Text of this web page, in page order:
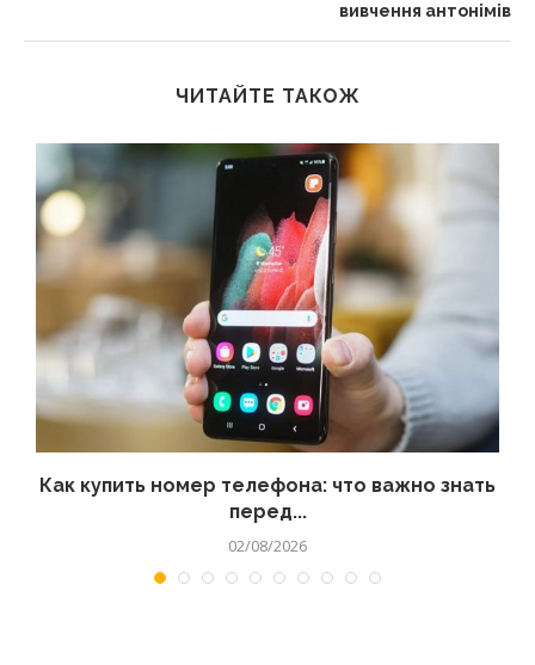
вивчення антонімів
ЧИТАЙТЕ ТАКОЖ
Как купить номер телефона: что важно знать
перед...
02/08/2026